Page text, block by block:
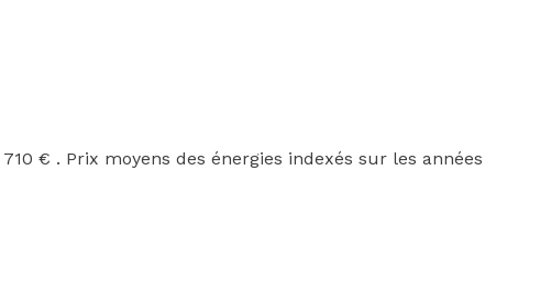
€ . Prix moyens des énergies indexés sur les années